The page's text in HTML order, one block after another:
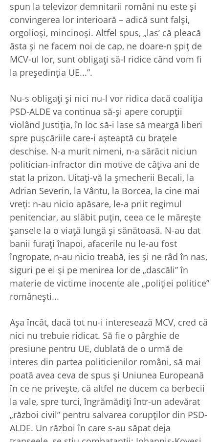
spun la televizor demnitarii români nu este şi
convingerea lor interioară – adică sunt falşi,
orgolioşi, mincinoşi. Altfel spus, „las’ că pleacă
ăsta şi ne facem noi de cap, ne doare-n şpiţ de
MCV-ul lor, sunt obligaţi să-l ridice când vom fi
la preşedinţia UE...”.
Nu-s obligaţi şi nici nu-l vor ridica dacă coaliţia
PSD-ALDE va continua să-şi apere corupţii
violând Justiţia, în loc să-i lase să meargă liberi
spre puşcăriile care-i aşteaptă cu braţele
deschise. N-a murit nimeni, n-a sărăcit niciun
politician-infractor din motive de câţiva ani de
stat la prizon. Uitaţi-vă la şmecherii Becali, la
Adrian Severin, la Vântu, la Borcea, la cine mai
vreţi: n-au nicio apăsare, le-a priit regimul
penitenciar, au slăbit puţin, ceea ce le măreşte
şansele la o viaţă lungă şi sănătoasă. N-au dat
banii furaţi înapoi, afacerile nu le-au fost
îngropate, n-au nicio treabă, ies şi ne râd în nas,
siguri pe ei şi pe menirea lor de „dascăli” în
materie de victime inocente ale „poliţiei politice”
româneşti...
Aşa încât, dacă tot nu-i interesează MCV, cred că
nici nu trebuie ridicat. Să fie o pârghie de
presiune pentru UE, dublată de o urmă de
interes din partea politicienilor români, să mai
poată avea ceva de spus şi Uniunea Europeană
în ce ne priveşte, că altfel ne ducem ca berbecii
la vale, spre turci, îngrămădiţi într-un adevărat
„război civil” pentru salvarea corupţilor din PSD-
ALDE. Un război în care s-au săpat deja